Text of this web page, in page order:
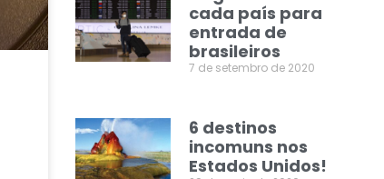
cada país para
entrada de
brasileiros
7 de setembro de 2020
6 destinos
incomuns nos
Estados Unidos!